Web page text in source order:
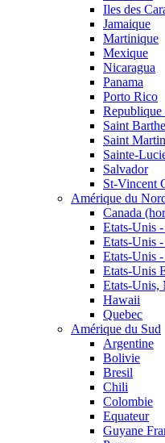
Iles des
Jamaique
Martinique
Mexique
Nicaragua
Panama
Porto Rico
Saint
Saint Martin
Sainte-
Salvador
St-Vincent
Amérique du
Canada
Etats-Unis -
Etats-Unis
Etats-Unis
Etats-Unis
Etats-Unis,
Hawaii
Quebec
Amérique du Sud
Argentine
Bolivie
Bresil
Chili
Colombie
Equateur
Guyane